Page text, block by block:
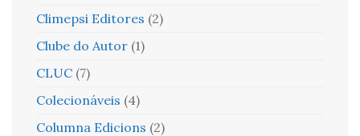
Climepsi Editores (2)
Clube do Autor (1)
CLUC (7)
Colecionáveis (4)
Columna Edicions (2)